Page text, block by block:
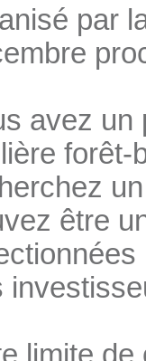
par
avez un
être